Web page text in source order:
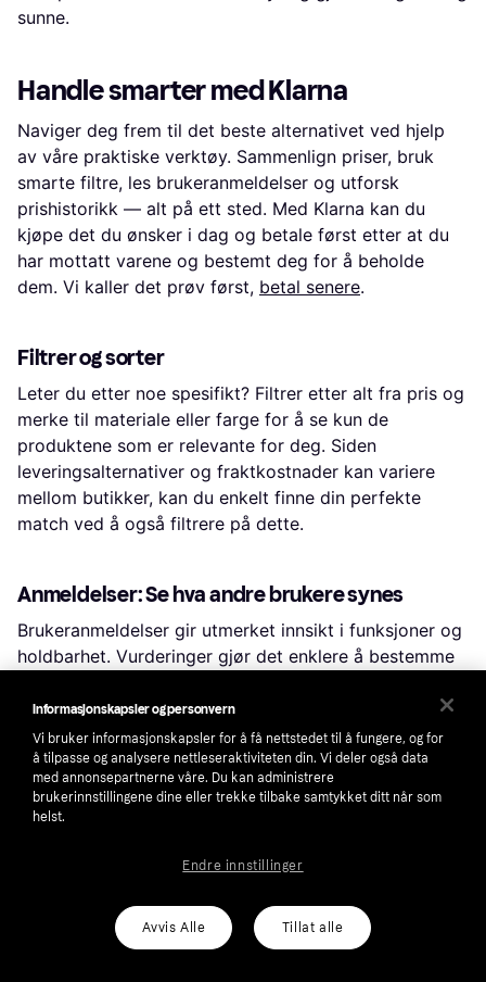
sunne.
Handle smarter med Klarna
Naviger deg frem til det beste alternativet ved hjelp
av våre praktiske verktøy. Sammenlign priser, bruk
smarte filtre, les brukeranmeldelser og utforsk
prishistorikk — alt på ett sted. Med Klarna kan du
kjøpe det du ønsker i dag og betale først etter at du
har mottatt varene og bestemt deg for å beholde
dem. Vi kaller det prøv først, betal senere.
Filtrer og sorter
Leter du etter noe spesifikt? Filtrer etter alt fra pris og
merke til materiale eller farge for å se kun de
produktene som er relevante for deg. Siden
leveringsalternativer og fraktkostnader kan variere
mellom butikker, kan du enkelt finne din perfekte
match ved å også filtrere på dette.
Anmeldelser: Se hva andre brukere synes
Brukeranmeldelser gir utmerket innsikt i funksjoner og
holdbarhet. Vurderinger gjør det enklere å bestemme
Prishistorikk: Finn ekte kupp
Vil du være sikker på at du gjør et godt kjøp? Sjekk
prishistorikken for å se hvordan prisene har endret seg
med dykke inn i prishistorikken til en bestemt butikk.
Informasjonskapsler og personvern
Vi bruker informasjonskapsler for å få nettstedet til å fungere, og for
å tilpasse og analysere nettleseraktiviteten din. Vi deler også data
med annonsepartnerne våre. Du kan administrere
brukerinnstillingene dine eller trekke tilbake samtykket ditt når som
helst.
Avvis Alle Tillat alle
Endre innstillinger